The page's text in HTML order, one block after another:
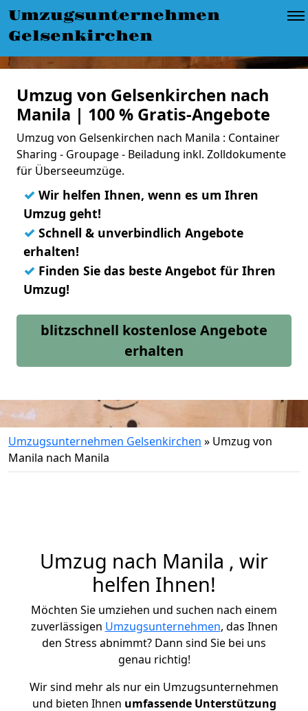
Umzugsunternehmen
Gelsenkirchen
Umzug von Gelsenkirchen nach
Manila | 100 % Gratis-Angebote
Umzug von Gelsenkirchen nach Manila : Container
Sharing - Groupage - Beiladung inkl. Zolldokumente
für Überseeumzüge.
✓ Wir helfen Ihnen, wenn es um Ihren
Umzug geht!
✓ Schnell & unverbindlich Angebote
erhalten!
✓ Finden Sie das beste Angebot für Ihren
Umzug!
blitzschnell kostenlose Angebote
erhalten
Umzugsunternehmen Gelsenkirchen » Umzug von
Manila nach Manila
Umzug nach Manila , wir
helfen Ihnen!
Möchten Sie umziehen und suchen nach einem
zuverlässigen Umzugsunternehmen, das Ihnen
den Stress abnimmt? Dann sind Sie bei uns
genau richtig!
Wir sind mehr als nur ein Umzugsunternehmen
und bieten Ihnen umfassende Unterstützung